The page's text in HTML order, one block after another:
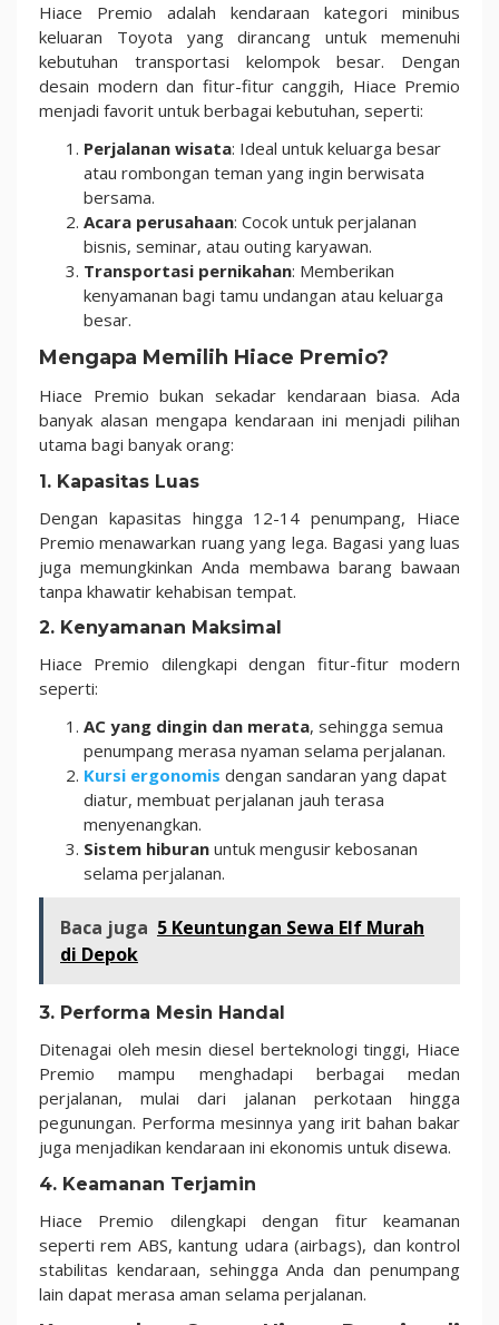
Hiace Premio adalah kendaraan kategori minibus
keluaran Toyota yang dirancang untuk memenuhi
kebutuhan transportasi kelompok besar. Dengan
desain modern dan fitur-fitur canggih, Hiace Premio
menjadi favorit untuk berbagai kebutuhan, seperti:
Perjalanan wisata: Ideal untuk keluarga besar
atau rombongan teman yang ingin berwisata
bersama.
Acara perusahaan: Cocok untuk perjalanan
bisnis, seminar, atau outing karyawan.
Transportasi pernikahan: Memberikan
kenyamanan bagi tamu undangan atau keluarga
besar.
Mengapa Memilih Hiace Premio?
Hiace Premio bukan sekadar kendaraan biasa. Ada
banyak alasan mengapa kendaraan ini menjadi pilihan
utama bagi banyak orang:
1. Kapasitas Luas
Dengan kapasitas hingga 12-14 penumpang, Hiace
Premio menawarkan ruang yang lega. Bagasi yang luas
juga memungkinkan Anda membawa barang bawaan
tanpa khawatir kehabisan tempat.
2. Kenyamanan Maksimal
Hiace Premio dilengkapi dengan fitur-fitur modern
seperti:
AC yang dingin dan merata, sehingga semua
penumpang merasa nyaman selama perjalanan.
Kursi ergonomis dengan sandaran yang dapat
diatur, membuat perjalanan jauh terasa
menyenangkan.
Sistem hiburan untuk mengusir kebosanan
selama perjalanan.
Baca juga 5 Keuntungan Sewa Elf Murah
di Depok
3. Performa Mesin Handal
Ditenagai oleh mesin diesel berteknologi tinggi, Hiace
Premio mampu menghadapi berbagai medan
perjalanan, mulai dari jalanan perkotaan hingga
pegunungan. Performa mesinnya yang irit bahan bakar
juga menjadikan kendaraan ini ekonomis untuk disewa.
4. Keamanan Terjamin
Hiace Premio dilengkapi dengan fitur keamanan
seperti rem ABS, kantung udara (airbags), dan kontrol
stabilitas kendaraan, sehingga Anda dan penumpang
lain dapat merasa aman selama perjalanan.